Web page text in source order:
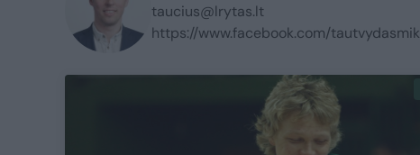
taucius@lrytas.lt
https://www.facebook.com/tautvydasmik